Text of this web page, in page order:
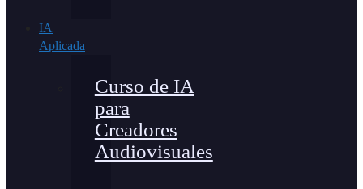
IA
Aplicada
Curso de IA
para
Creadores
Audiovisuales